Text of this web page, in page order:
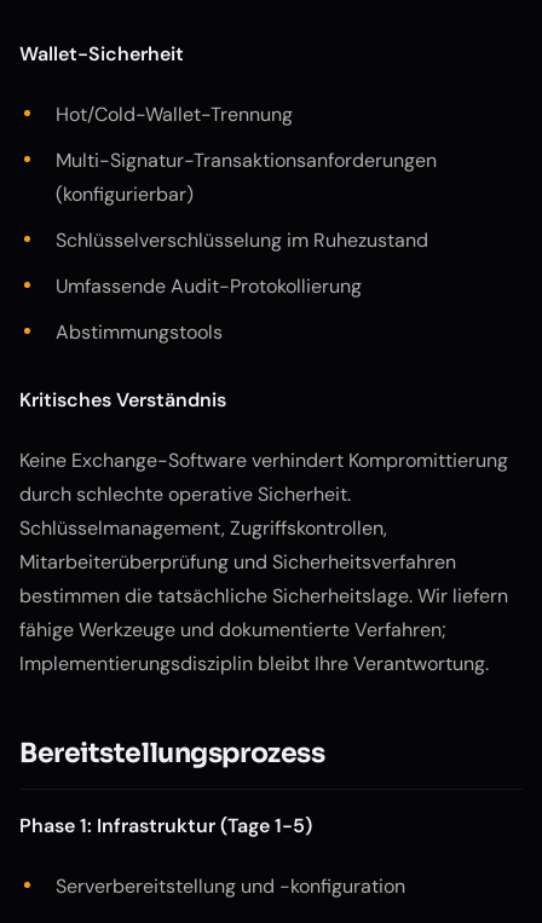
Wallet-Sicherheit
Hot/Cold-Wallet-Trennung
Multi-Signatur-Transaktionsanforderungen
(konfigurierbar)
Schlüsselverschlüsselung im Ruhezustand
Umfassende Audit-Protokollierung
Abstimmungstools
Kritisches Verständnis
Keine Exchange-Software verhindert Kompromittierung
durch schlechte operative Sicherheit.
Schlüsselmanagement, Zugriffskontrollen,
Mitarbeiterüberprüfung und Sicherheitsverfahren
bestimmen die tatsächliche Sicherheitslage. Wir liefern
fähige Werkzeuge und dokumentierte Verfahren;
Implementierungsdisziplin bleibt Ihre Verantwortung.
Bereitstellungsprozess
Phase 1: Infrastruktur (Tage 1-5)
Serverbereitstellung und -konfiguration